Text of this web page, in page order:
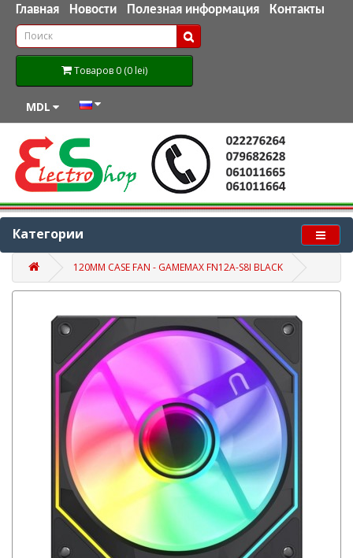
Главная Новости Полезная информация Контакты
Товаров 0 (0 lei)
MDL
Категории
120MM CASE FAN - GAMEMAX FN12A-S8I BLACK